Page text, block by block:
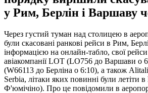
у Рим, Берлін і Варшаву
Через густий туман над столицею в
були скасовані ранкові рейси в Рим,
інформацією на онлайн-табло, свої
авіакомпанії LOT (LO756 до Варшави о
(W66113 до Берліна о 6:10), а також
Serbia, літаки яких повинні були летіти
Ф'юмічіно). Про це повідомили в